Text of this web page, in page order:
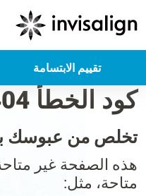
تقييم الابتسامة
كود الخطأ 404
تخلص من عبوسك
هذه الصفحة غير
متاحة، مثل: